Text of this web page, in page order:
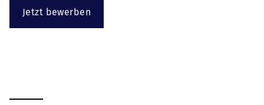
Jetzt bewerben